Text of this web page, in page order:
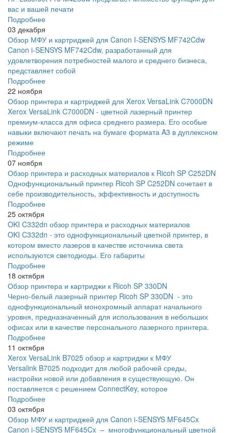
вас и вашей печати
Подробнее
03 декабря
Обзор МФУ и картриджей для Canon I-SENSYS MF742Cdw
Canon i-SENSYS MF742Cdw, разработанный для
удовлетворения потребностей малого и среднего бизнеса,
представляет собой
Подробнее
22 ноября
Обзор принтера и картриджей для Xerox VersaLink C7000DN
Xerox VersaLink C7000DN - цветной лазерный принтер
премиум-класса для офиса среднего размера. Его особые
навыки включают печать на бумаге формата A3 в дуплексном
режиме
Подробнее
07 ноября
Обзор принтера и расходных материалов к Ricoh SP C252DN
Однофункциональный принтер Ricoh SP C252DN сочетает в
себе производительность, эффективность и доступность
Подробнее
25 октября
OKI C332dn обзор принтера и расходных материалов
OKI C332dn - это однофункциональный цветной принтер, в
котором вместо лазеров в качестве источника света
используются светодиоды. Его габариты
Подробнее
18 октября
Обзор принтера и картриджи к Ricoh SP 330DN
Черно-белый лазерный принтер Ricoh SP 330DN - это
однофункциональный монохромный аппарат начального
уровня, предназначенный для использования в небольших
офисах или в качестве персонального лазерного принтера.
Подробнее
11 октября
Xerox VersaLink B7025 обзор и картриджи к МФУ
Versalink B7025 подходит для любой рабочей среды,
настройки новой или добавления в существующую. Он
поставляется с решением ConnectKey, которое
Подробнее
03 октября
Обзор МФУ и картриджей для Canon i-SENSYS MF645Cx
Canon i-SENSYS MF645Cx – многофункциональный цветной